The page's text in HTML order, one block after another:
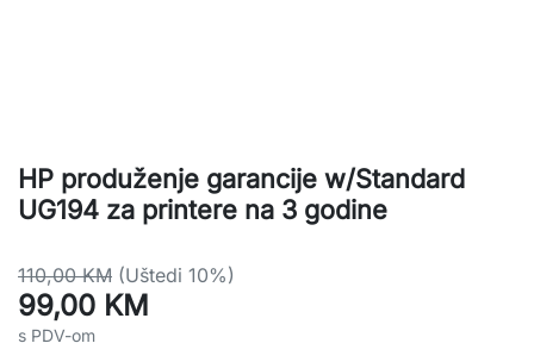
HP produženje garancije w/Standard
UG194 za printere na 3 godine
110,00 KM (Uštedi 10%)
99,00 KM
s PDV-om